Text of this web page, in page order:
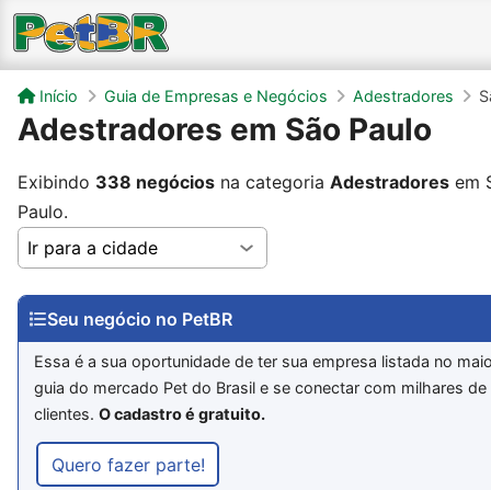
Início Guia de Empresas e Negócios Adestradores
Adestradores em São Paulo
Exibindo 338 negócios na categoria Adestradores em
Paulo.
Seu negócio no PetBR
Essa é a sua oportunidade de ter sua empresa listada no
guia do mercado Pet do Brasil e se conectar com milhares de
clientes.O cadastro é gratuito.
Quero fazer parte!